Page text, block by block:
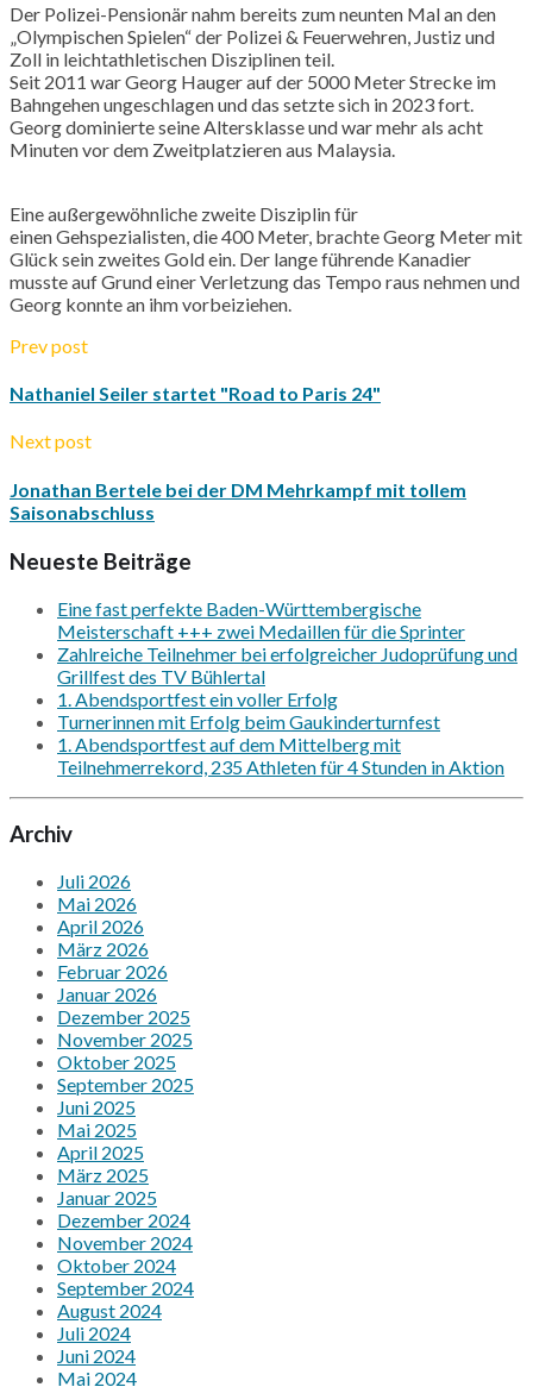
Der Polizei-Pensionär nahm bereits zum neunten Mal an den
„Olympischen Spielen“ der Polizei & Feuerwehren, Justiz und
Zoll in leichtathletischen Disziplinen teil.
Seit 2011 war Georg Haugerauf der 5000 Meter Strecke im
Bahngehen ungeschlagen und das setzte sich in 2023 fort.
Georg dominierte seine Altersklasse und war mehr als acht
Minuten vor dem Zweitplatzieren aus Malaysia.
Eine außergewöhnliche zweite Disziplin für
einenGehspezialisten, die 400 Meter, brachte Georg Meter mit
Glück sein zweites Gold ein. Der lange führende Kanadier
musste auf Grund einer Verletzung das Tempo raus nehmen und
Georg konnte an ihm vorbeiziehen.
Prev post
Nathaniel Seiler startet "Road to Paris 24"
Next post
Jonathan Bertele bei der DM Mehrkampf mit tollem
Saisonabschluss
Neueste Beiträge
Eine fast perfekte Baden-Württembergische
Meisterschaft +++ zwei Medaillen für die Sprinter
Zahlreiche Teilnehmer bei erfolgreicher Judoprüfung und
Grillfest des TV Bühlertal
1. Abendsportfest ein voller Erfolg
Turnerinnen mit Erfolg beim Gaukinderturnfest
1. Abendsportfest auf dem Mittelberg mit
Teilnehmerrekord, 235 Athleten für 4 Stunden in Aktion
Archiv
Juli 2026
Mai 2026
April 2026
März 2026
Februar 2026
Januar 2026
Dezember 2025
November 2025
Oktober 2025
September 2025
Juni 2025
Mai 2025
April 2025
März 2025
Januar 2025
Dezember 2024
November 2024
Oktober 2024
September 2024
August 2024
Juli 2024
Juni 2024
Mai 2024